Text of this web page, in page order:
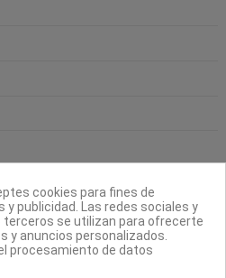
cookies para fines de
publicidad. Las redes sociales y
terceros se utilizan para ofrecerte
y anuncios personalizados.
procesamiento de datos